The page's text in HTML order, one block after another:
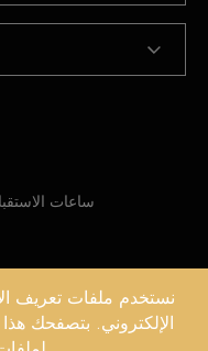
ساعات الاستقبال:
ساعات الاستقبال:
نستخدم ملفات تعريف
الإلكتروني. بتصفحك